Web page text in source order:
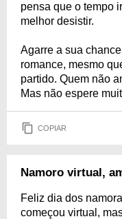
pensa que o tempo
melhor desistir.
Agarre a sua
romance, mesmo
partido. Quem não
Mas não espere
COPIAR
Namoro virtual,
Feliz dia dos
começou virtual,